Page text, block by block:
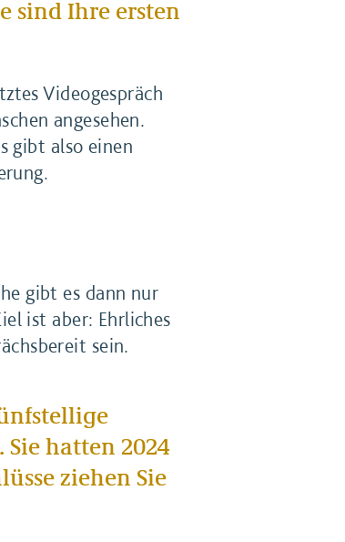
sind Ihre ersten
Videogespräch
angesehen.
gibt also einen
gibt es dann nur
ist aber: Ehrliches
sein.
hatten 2024
ziehen Sie